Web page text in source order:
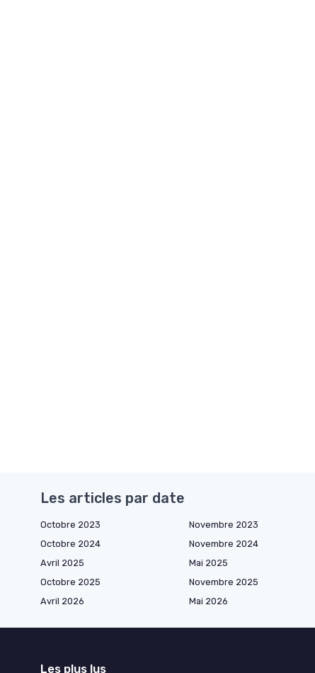
Les articles par date
Octobre 2023 Novembre 2023
Octobre 2024
Novembre 2024
Avril 2025
Mai 2025
Octobre 2025
Novembre 2025
Avril 2026
Mai 2026
Les plus lus